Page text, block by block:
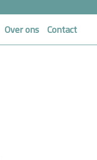
Over ons Contact